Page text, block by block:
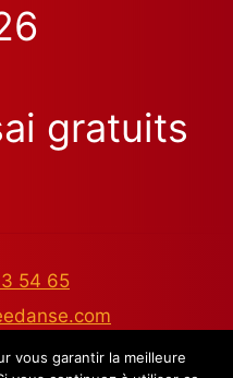
gratuits
54 65
vous garantir la meilleure